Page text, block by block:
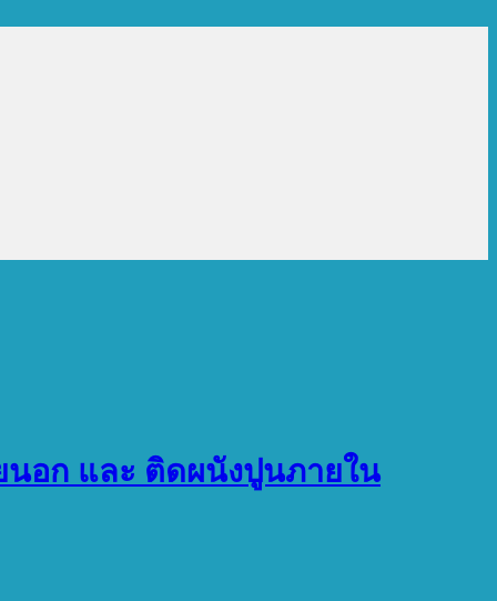
อก และ ติดผนังปูนภายใน